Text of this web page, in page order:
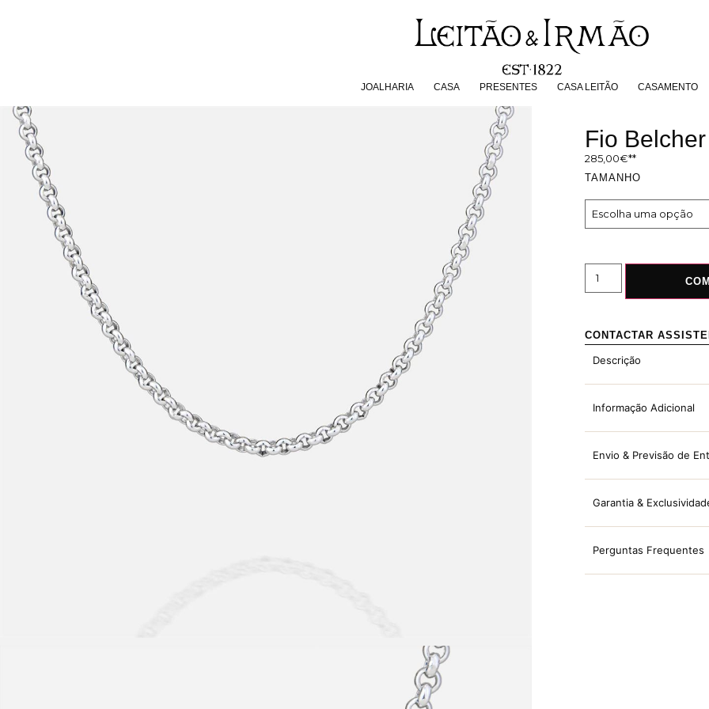
JOALHARIA CASA PRESENTES CASA LEITÃO CASAMENTO
PRESENTES CASA LEITÃO
Fio
285,00€
TAMANHO
CONTACTAR
Descrição
Informação Adicional
Envio & Previsão de
Garantia &
Perguntas Frequentes